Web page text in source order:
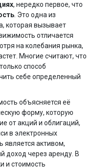
, нередко первое, что
. Это одна из
которая вызывает
отличается
на колебания рынка,
Многие считают, что
способ
себе определенный
объясняется её
форму, которую
от акций и облигаций,
в электронных
является активом,
доход через аренду. В
и стоимость